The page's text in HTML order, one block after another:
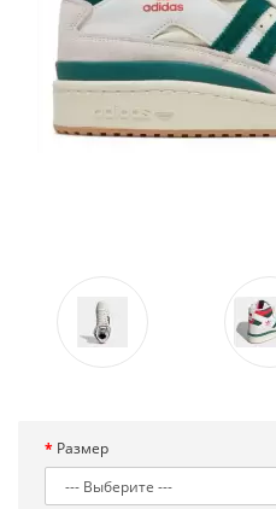
Размер